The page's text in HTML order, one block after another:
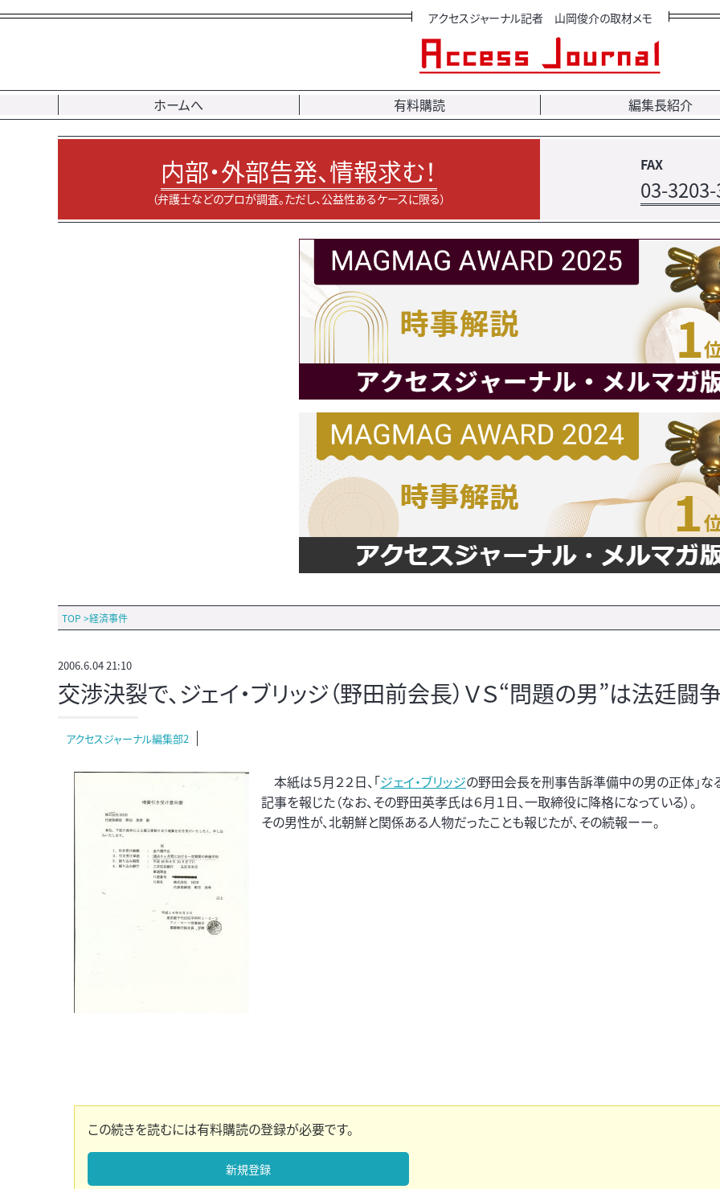
アクセスジャーナル記者 山岡俊介の取材メモ
ホームへ 有料購読 編集長紹介
内部・外部告発、情報求む！
（弁護士などのプロが調査。ただし、公益性あるケースに限る）
FAX
03-
TOP >経済事件
2006.6.04 21:10
交渉決裂で、ジェイ・ブリッジ（野田前会長）ＶＳ“問題の男”は法廷闘
アクセスジャーナル編集部2
本紙は５月２２日、「ジェイ・ブリッジの野田会長を刑事告訴準備中の男の正体」な
記事を報じた（なお、その野田英孝氏は６月１日、一取締役に降格になっている）。
その男性が、北朝鮮と関係ある人物だったことも報じたが、その続報ーー。
この続きを読むには有料購読の登録が必要です。
新規登録